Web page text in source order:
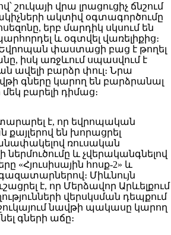
շուկայի վրա լրացուցիչ ճնշում
ակտիվ օգտագործումը
երբ մարդիկ սկսում են
և օգտվել վառելիքից։
Եվրոպան փաստացի բաց է թողել
իսկ առջևում սպասվում է
ավելի բարձր փուլ։ Նրա
գները կարող են բարձրանալ
մեկ բարելի դիմաց։
է, որ եվրոպական
են խորացրել
ռուսական
և չվերականգնելով
«Հյուսիսային հոսք-2» և
Միևնույն
է, որ Մերձավոր Արևելքում
վերսկսման դեպքում
նավթի պակասը կարող
գների աճը։